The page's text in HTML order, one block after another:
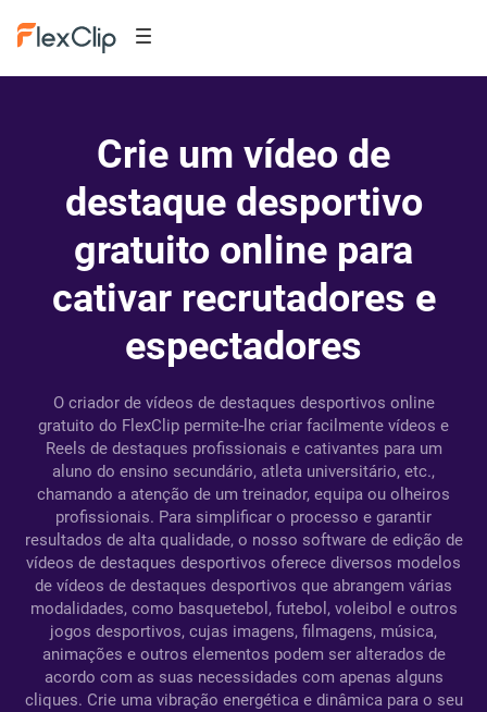
Crie um vídeo de
destaque desportivo
gratuito online para
cativar recrutadores e
espectadores
O criador de vídeos de destaques desportivos online
gratuito do FlexClip permite-lhe criar facilmente vídeos e
Reels de destaques profissionais e cativantes para um
aluno do ensino secundário, atleta universitário, etc.,
chamando a atenção de um treinador, equipa ou olheiros
profissionais. Para simplificar o processo e garantir
resultados de alta qualidade, o nosso software de edição de
vídeos de destaques desportivos oferece diversos modelos
de vídeos de destaques desportivos que abrangem várias
modalidades, como basquetebol, futebol, voleibol e outros
jogos desportivos, cujas imagens, filmagens, música,
animações e outros elementos podem ser alterados de
acordo com as suas necessidades com apenas alguns
cliques. Crie uma vibração energética e dinâmica para o seu